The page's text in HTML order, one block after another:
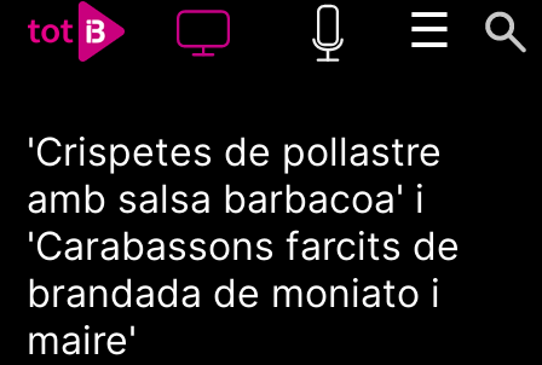
☰
00:00 00:00
1x
'Crispetes de pollastre
amb salsa barbacoa' i
'Carabassons farcits de
brandada de moniato i
maire'